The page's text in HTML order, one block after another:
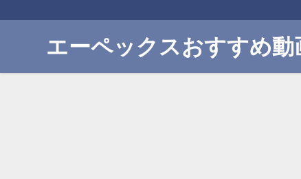
エーペックスおすすめ動